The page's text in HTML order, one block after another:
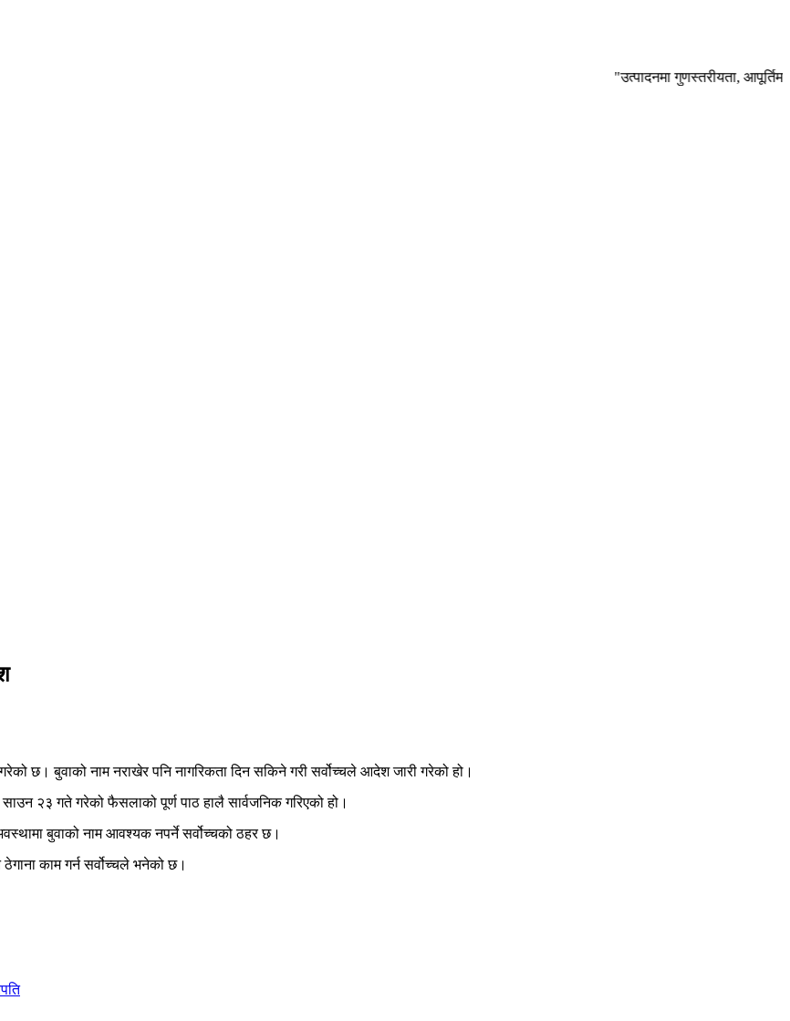
"उत्पादनमा गुणस्तरीयता, आपूर्तिमा
छ। बुवाको नाम नराखेर पनि नागरिकता दिन सकिने गरी सर्वोच्चले आदेश जारी गरेको हो।
२३ गते गरेको फैसलाको पूर्ण पाठ हालै सार्वजनिक गरिएको हो।
बुवाको नाम आवश्यक नपर्ने सर्वोच्चको ठहर छ।
काम गर्न सर्वोच्चले भनेको छ।